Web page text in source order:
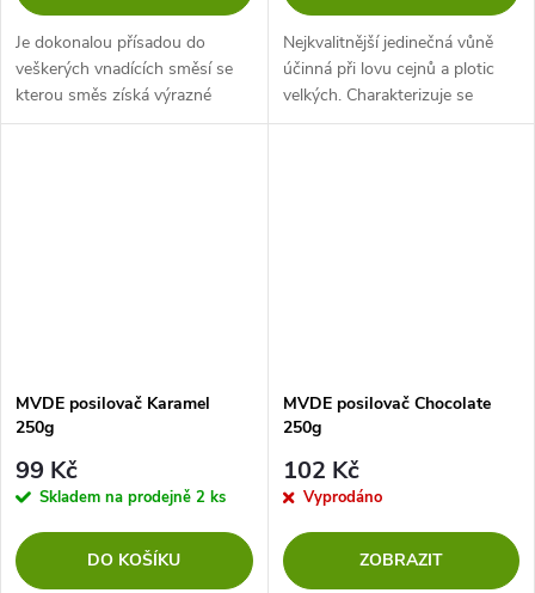
Je dokonalou přísadou do
veškerých vnadících směsí se
kterou směs získá výrazné
aroma, určeno na veškerou
Nejkvalitnější jedinečná vůně
účinná při lovu cejnů a plotic
velkých. Charakterizuje se
přirozenou vůní vanilky a bylin,
MVDE posilovač Karamel
250g
99 Kč
Skladem na prodejně 2 ks
DO KOŠÍKU
MVDE posilovač Chocolate
250g
102 Kč
Vyprodáno
ZOBRAZIT